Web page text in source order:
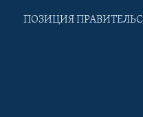
ПОЗИЦИЯ